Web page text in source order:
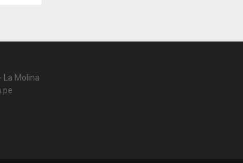
La Molina